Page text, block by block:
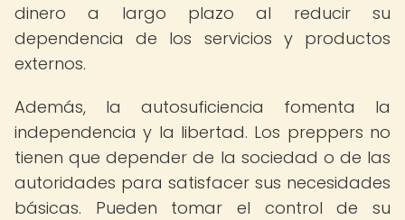
dinero a largo plazo al reducir su
dependencia de los servicios y productos
externos.
Además, la autosuficiencia fomenta la
independencia y la libertad. Los preppers no
tienen que depender de la sociedad o de las
autoridades para satisfacer sus necesidades
básicas. Pueden tomar el control de su